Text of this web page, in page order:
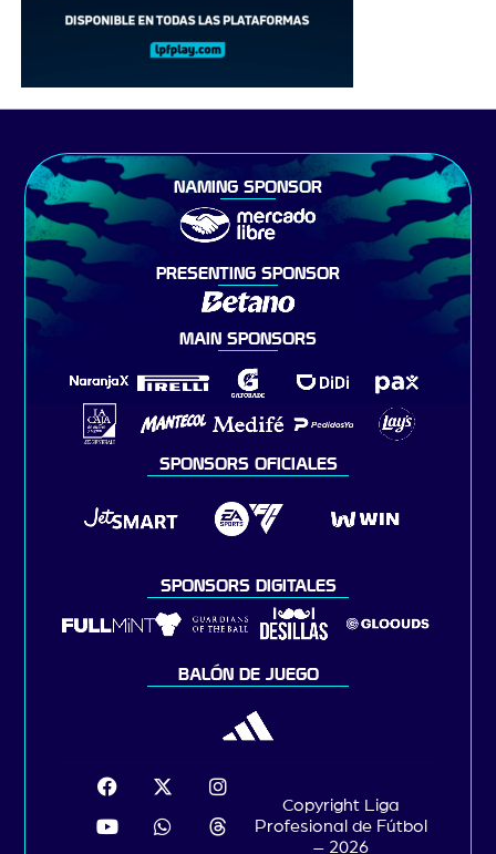
NAMING SPONSOR
PRESENTING SPONSOR
MAIN SPONSORS
SPONSORS OFICIALES
SPONSORS DIGITALES
BALÓN DE JUEGO
Copyright Liga
Profesional de Fútbol
– 2026